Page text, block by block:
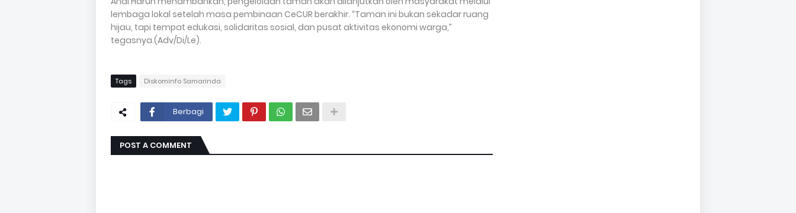
lembaga lokal setelah masa pembinaan CeCUR berakhir. “Taman ini bukan sekadar ruang
hijau, tapi tempat edukasi, solidaritas sosial, dan pusat aktivitas ekonomi warga,”
tegasnya.(Adv/Di/Le).
Tags Diskominfo Samarinda
Berbagi
POST A COMMENT